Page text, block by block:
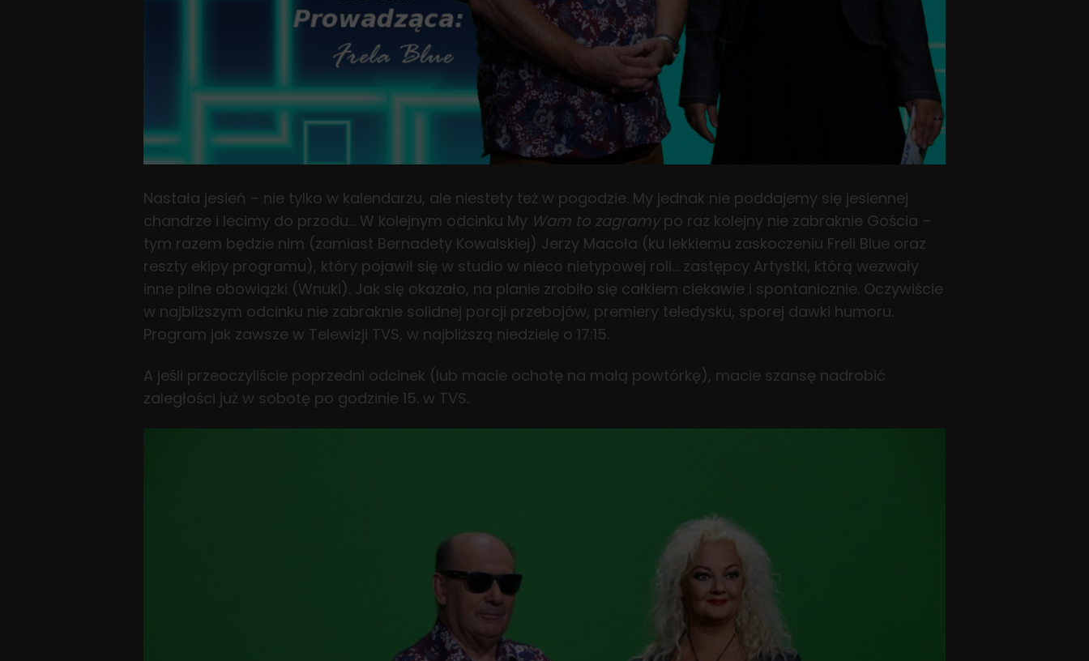
Nastała jesień – nie tylko w kalendarzu, ale niestety też w pogodzie. My jednak nie poddajemy się jesiennej
chandrze i lecimy do przodu… W kolejnym odcinku My Wam to zagramypo raz kolejny nie zabraknie Gościa –
tym razem będzie nim (zamiast Bernadety Kowalskiej) Jerzy Macoła (ku lekkiemu zaskoczeniu Freli Blue oraz
reszty ekipy programu), który pojawił się w studio w nieco nietypowej roli… zastępcy Artystki, którą wezwały
inne pilne obowiązki (Wnuki). Jak się okazało, na planie zrobiło się całkiem ciekawie i spontanicznie. Oczywiście
w najbliższym odcinku nie zabraknie solidnej porcji przebojów, premiery teledysku, sporej dawki humoru.
Program jak zawsze w Telewizji TVS, w najbliższą niedzielę o 17:15.
A jeśli przeoczyliście poprzedni odcinek (lub macie ochotę na małą powtórkę), macie szansę nadrobić
zaległości już w sobotę po godzinie 15. w TVS.